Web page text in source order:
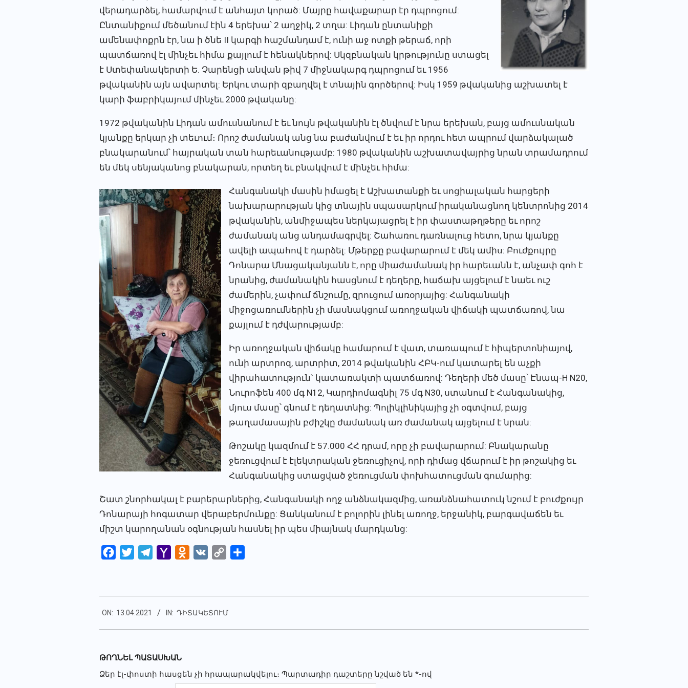
վերադարձել, համարվում է անհայտ կորած: Մայրը հավաքարար էր դպրոցում:
Ընտանիքում մեծանում էին 4 երեխա՝ 2 աղջիկ, 2 տղա: Լիդան ընտանիքի
ամենափոքրն էր, նա ի ծնե II կարգի հաշմանդամ է, ունի աջ ոտքի թերաճ, որի
պատճառով էլ մինչեւ հիմա քայլում է հենակներով: Սկզբնական կրթությունը ստացել
է Ստեփանակերտի Ե. Չարենցի անվան թիվ 7 միջնակարգ դպրոցում եւ 1956
թվականին այն ավարտել: Երկու տարի զբաղվել է տնային գործերով: Իսկ 1959 թվականից աշխատել է
կարի ֆաբրիկայում մինչեւ 2000 թվականը:
1972 թվականին Լիդան ամուսնանում է եւ նույն թվականին էլ ծնվում է նրա երեխան, բայց ամուսնական
կյանքը երկար չի տեւում։ Որոշ ժամանակ անց նա բաժանվում է եւ իր որդու հետ ապրում վարձակալած
բնակարանում՝ հայրական տան հարեւանությամբ: 1980 թվականին աշխատավայրից նրան տրամադրում
են մեկ սենյականոց բնակարան, որտեղ եւ բնակվում է մինչեւ հիմա:
Հանգանակի մասին իմացել է Աշխատանքի եւ սոցիալական հարցերի
նախարարության կից տնային սպասարկում իրականացնող կենտրոնից 2014
թվականին, անմիջապես ներկայացրել է իր փաստաթղթերը եւ որոշ
ժամանակ անց անդամագրվել: Շահառու դառնալուց հետո, նրա կյանքը
ավելի ապահով է դարձել: Մթերքը բավարարում է մեկ ամիս: Բուժքույրը
Դոնարա Մնացականյանն է, որը միաժամանակ իր հարեւանն է, անչափ գոհ է
նրանից, ժամանակին հասցնում է դեղերը, հաճախ այցելում է նաեւ ուշ
ժամերին, չափում ճնշումը, զրուցում առօրյայից: Հանգանակի
միջոցառումներին չի մասնակցում առողջական վիճակի պատճառով, նա
քայլում է դժվարությամբ:
Իր առողջական վիճակը համարում է վատ, տառապում է հիպերտոնիայով,
ունի արտրոզ, արտրիտ, 2014 թվականին ՀԲԿ-ում կատարել են աչքի
վիրահատություն` կատառակտի պատճառով: Դեղերի մեծ մասը՝ Էնապ-H N20,
Նուրոֆեն 400 մգ N12, Կարդիոմագնիլ 75 մգ N30, ստանում է Հանգանակից,
մյուս մասը՝ գնում է դեղատնից: Պոլիկլինիկայից չի օգտվում, բայց
թաղամասային բժիշկը ժամանակ առ ժամանակ այցելում է նրան:
Թոշակը կազմում է 57.000 ՀՀ դրամ, որը չի բավարարում: Բնակարանը
ջեռուցվում է էլեկտրական ջեռուցիչով, որի դիմաց վճարում է իր թոշակից եւ
Հանգանակից ստացված ջեռուցման փոխհատուցման գումարից:
Շատ շնորհակալ է բարերարներից, Հանգանակի ողջ անձնակազմից, առանձնահատուկ նշում է բուժքույր
Դոնարայի հոգատար վերաբերմունքը: Ցանկանում է բոլորին լինել առողջ, երջանիկ, բարգավաճեն եւ
միշտ կարողանան օգնության հասնել իր պես միայնակ մարդկանց:
Facebook
Twitter Telegram
Yahoo
Odnoklassniki
VK
Copy
04-
13
ON: 13.04.2021 IN: ԴԻՏԱԿԵՏՈՒՄ
ԹՈՂՆԵԼ ՊԱՏԱՍԽԱՆ
Ձեր էլ-փոստի հասցեն չի հրապարակվելու։ Պարտադիր դաշտերը նշված են*-ով